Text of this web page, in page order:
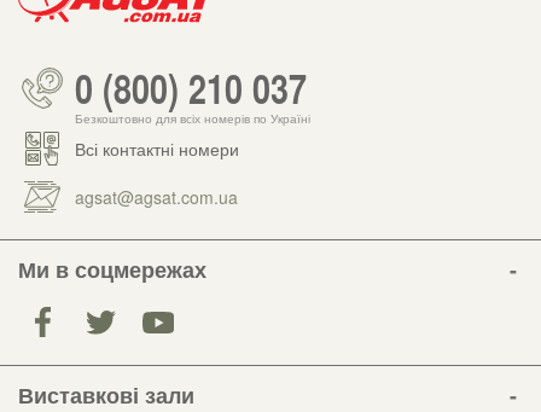
0 (800) 210 037
Безкоштовно для всіх номерів по Україні
Всі контактні номери
agsat@agsat.com.ua
Ми в соцмережах
Виставкові зали